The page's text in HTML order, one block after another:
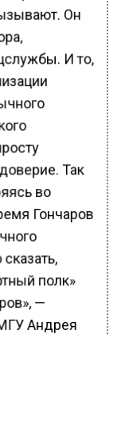
Он
И то,
Так
во
Гончаров
полк»
—
Андрея